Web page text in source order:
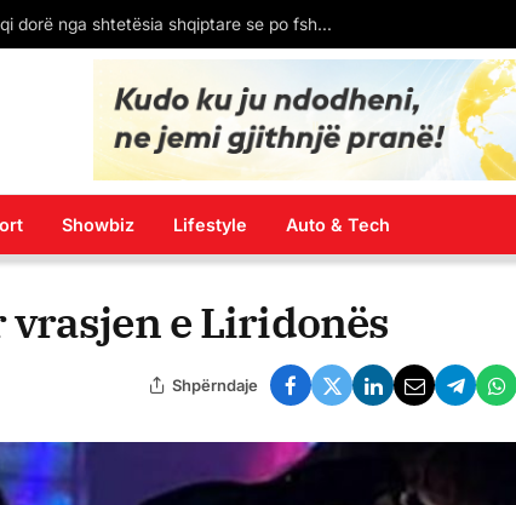
BDI-Çair: Përdhosja e muraleve të UÇK-së në përvjetorin e rënies së Komandant Telit është provokim i rëndë
Showbiz Lifestyle Auto & Tech
e Liridonës
Shpërndaje